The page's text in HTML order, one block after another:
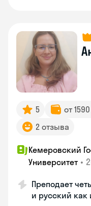
5 от
2 отзыва
Кемеровский
Университет •
Преподает
и русский как